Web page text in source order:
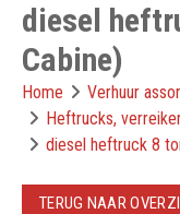
diesel
Cabine)
Home
Verhuur
Heftrucks,
diesel heftruck 8
TERUG NAAR